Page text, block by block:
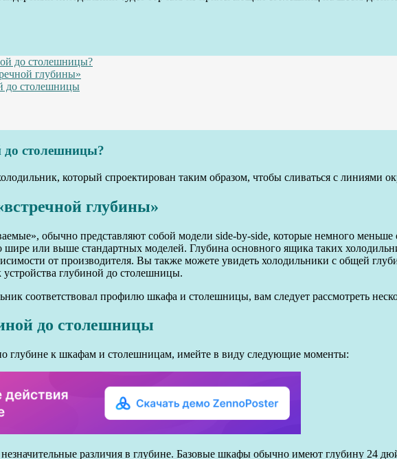
до столешницы?
глубины»
до столешницы
до столешницы?
который спроектирован таким образом, чтобы сливаться с линиями
глубины»
обычно представляют собой модели side-by-side, которые немного
шире или выше стандартных моделей. Глубина основного ящика таких
от производителя. Вы также можете увидеть холодильники с общей
глубиной до столешницы.
соответствовал профилю шкафа и столешницы, вам следует рассмотреть
до столешницы
глубине к шкафам и столешницам, имейте в виду следующие моменты:
различия в глубине. Базовые шкафы обычно имеют глубину 24